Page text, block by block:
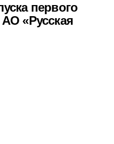
первого
АО «Русская